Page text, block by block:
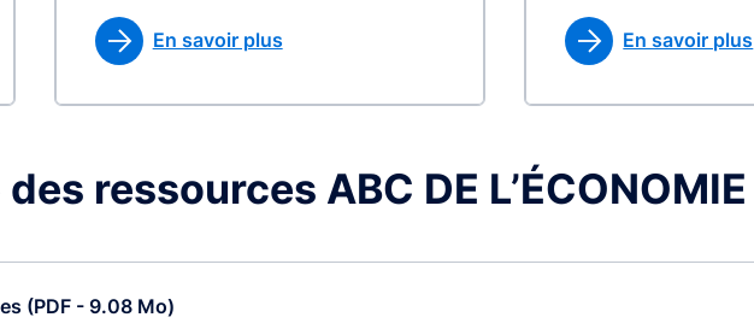
En savoir plus En savoir plus
ressources ABC DE L’ÉCONOMIE
(PDF - 9.08 Mo)